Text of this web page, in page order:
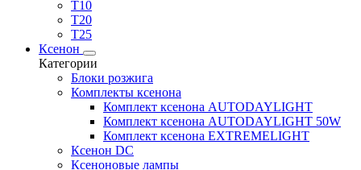
T10
T20
T25
Ксенон
Категории
Блоки розжига
Комплекты ксенона
Комплект ксенона AUTODAYLIGHT
Комплект ксенона AUTODAYLIGHT 50W
Комплект ксенона EXTREMELIGHT
Ксенон DC
Ксеноновые лампы